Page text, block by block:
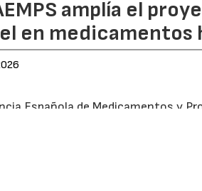
amplía el
en medicamentos
Española de Medicamentos y